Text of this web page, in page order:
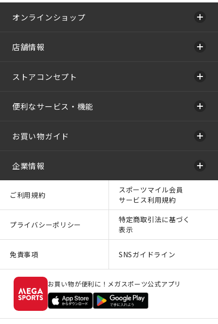
オンラインショップ
店舗情報
ストアコンセプト
便利なサービス・機能
お買い物ガイド
企業情報
ご利用規約
スポーツマイル会員
サービス利用規約
プライバシーポリシー
特定商取引法に基づく
表示
免責事項 SNSガイドライン
お買い物が便利に！メガスポーツ公式アプリ